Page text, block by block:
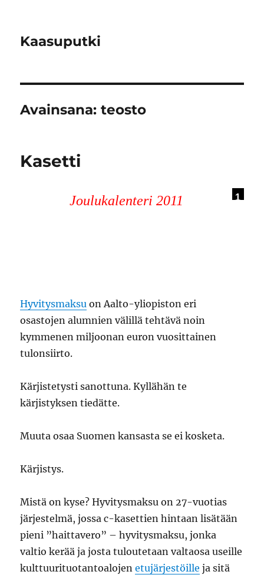
Kaasuputki
Avainsana:teosto
Kasetti
1
Joulukalenteri 2011
Hyvitysmaksu on Aalto-yliopiston eri
osastojen alumnien välillä tehtävä noin
kymmenen miljoonan euron vuosittainen
tulonsiirto.
Kärjistetysti sanottuna. Kyllähän te
kärjistyksen tiedätte.
Muuta osaa Suomen kansasta se ei kosketa.
Kärjistys.
Mistä on kyse? Hyvitysmaksu on 27-vuotias
järjestelmä, jossa c-kasettien hintaan lisätään
pieni ”haittavero” – hyvitysmaksu, jonka
valtio kerää ja josta tuloutetaan valtaosa useille
kulttuurituotantoalojenetujärjestöille ja sitä